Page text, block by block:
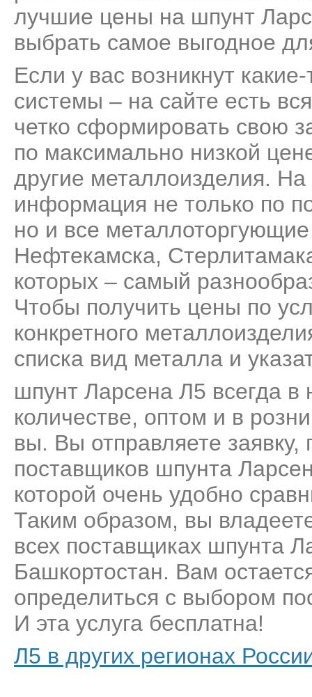
лучшие цены на шпунт
выбрать самое выгодное
Если у вас возникнут
системы – на сайте есть
четко сформировать свою
по максимально низкой
другие металлоизделия.
информация не только по
но и все
Нефтекамска,
которых – самый
Чтобы получить цены по
конкретного
списка вид металла и
шпунт Ларсена Л5 всегда
количестве, оптом и в
вы. Вы отправляете заявку,
поставщиков шпунта
которой очень удобно
Таким образом, вы
всех поставщиках шпунта
Башкортостан. Вам
определиться с выбором
И эта услуга бесплатна!
Л5 в других регионах